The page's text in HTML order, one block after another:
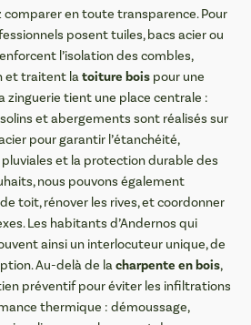
comparer en toute transparence. Pour
posent tuiles, bacs acier ou
l’isolation des combles,
et traitent latoiture bois pour une
zinguerie tient une place centrale :
et abergements sont réalisés sur
pour garantir l’étanchéité,
pluviales et la protection durable des
nous pouvons également
toit, rénover les rives, et coordonner
Les habitants d’Andernos qui
ainsi un interlocuteur unique, de
Au-delà de lacharpente en bois,
préventif pour éviter les infiltrations
thermique : démoussage,